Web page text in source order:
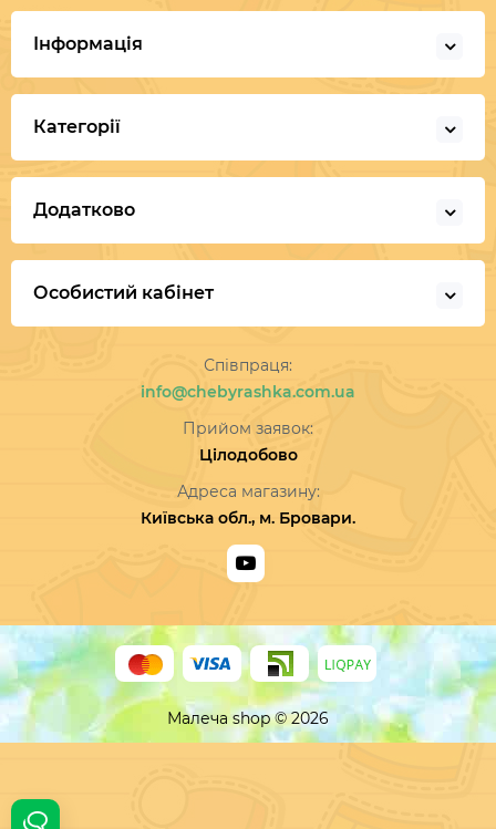
Інформація
Категорії
Додатково
Особистий кабінет
Співпраця:
info@chebyrashka.com.ua
Прийом заявок:
Цілодобово
Адреса магазину:
Київська обл., м. Бровари.
Малеча shop © 2026